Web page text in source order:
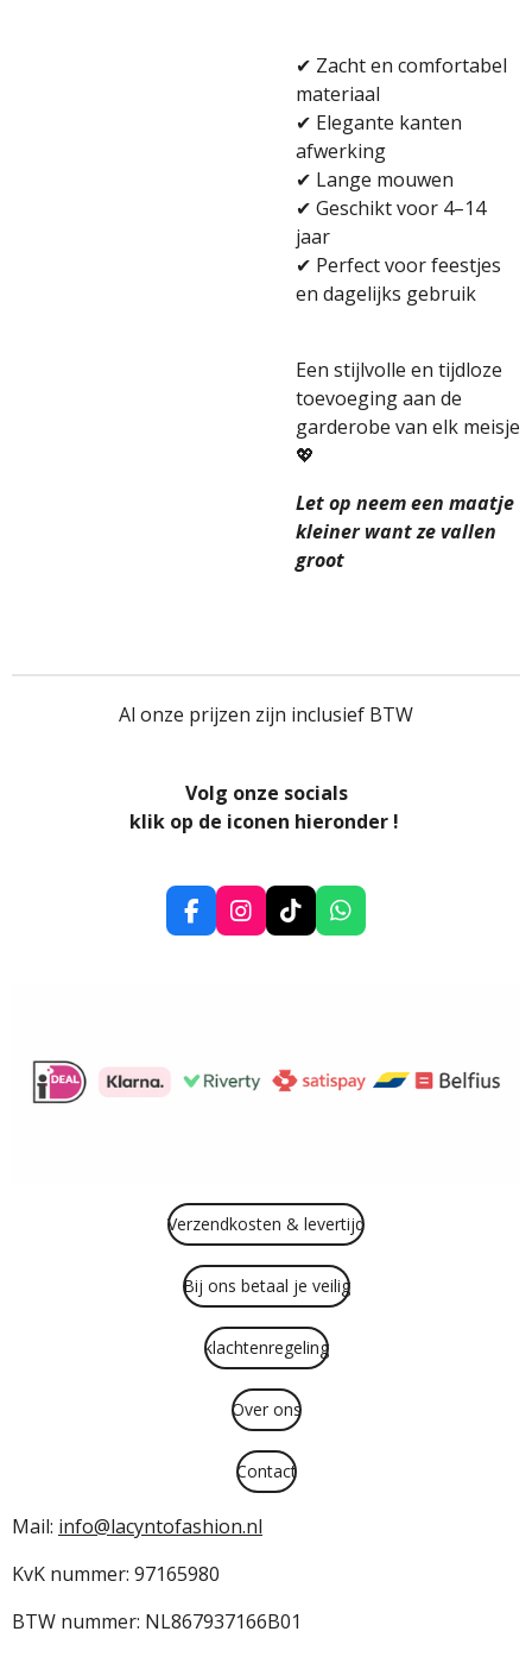
✔ Zacht en comfortabel
materiaal
✔ Elegante kanten
afwerking
✔ Lange mouwen
✔ Geschikt voor 4–14
jaar
✔ Perfect voor feestjes
en dagelijks gebruik
Een stijlvolle en tijdloze
toevoeging aan de
garderobe van elk meisje
💖
Let op neem een maatje
kleiner want ze vallen
groot
Al onze prijzen zijn inclusief BTW
Volg onze socials
klik op de iconen hieronder !
F
a
k
I
n
a
m
T
i
W
h
p
Verzendkosten & levertijd
Bij ons betaal je veilig
klachtenregeling
Over ons
Contact
Mail: info@lacyntofashion.nl
KvK nummer: 97165980
BTW nummer: NL867937166B01